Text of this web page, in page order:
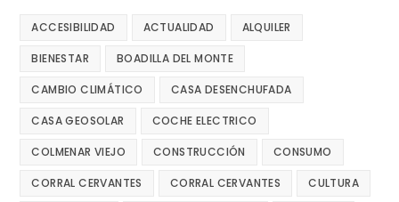
ACCESIBILIDAD ACTUALIDAD ALQUILER
BIENESTAR BOADILLA DEL MONTE
CAMBIO CLIMÁTICO CASA DESENCHUFADA
CASA GEOSOLAR COCHE ELECTRICO
COLMENAR VIEJO CONSTRUCCIÓN CONSUMO
CORRAL CERVANTES CORRAL CERVANTES CULTURA